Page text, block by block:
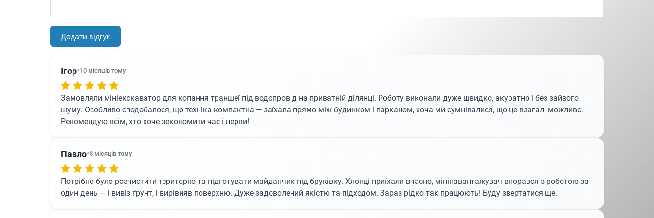
Ігор•10 місяців тому
Замовляли мініекскаватор для копання траншеї під водопровід на приватній ділянці. Роботу виконали дуже швидко, акуратно і без зайвого
шуму. Особливо сподобалося, що техніка компактна — заїхала прямо між будинком і парканом, хоча ми сумнівалися, що це взагалі можливо.
Рекомендую всім, хто хоче зекономити час і нерви!
Павло•8 місяців тому
Потрібно було розчистити територію та підготувати майданчик під бруківку. Хлопці приїхали вчасно, мінінавантажувач впорався з роботою за
один день — і вивіз ґрунт, і вирівняв поверхню. Дуже задоволений якістю та підходом. Зараз рідко так працюють! Буду звертатися ще.